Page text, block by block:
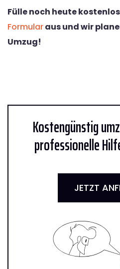
Fülle noch heute
Formularaus und wir
Umzug!
Kostengünstig
professionelle
JETZT